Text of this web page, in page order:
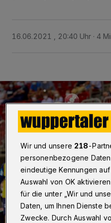
16.06.2021 , 20:40 Uhr 4
Wir und unsere 218-
personenbezogene
eindeutige Kennungen
Auswahl von OK
für die unter „Wir und
Daten, um Ihnen Dienste
Zwecke. Durch Auswahl